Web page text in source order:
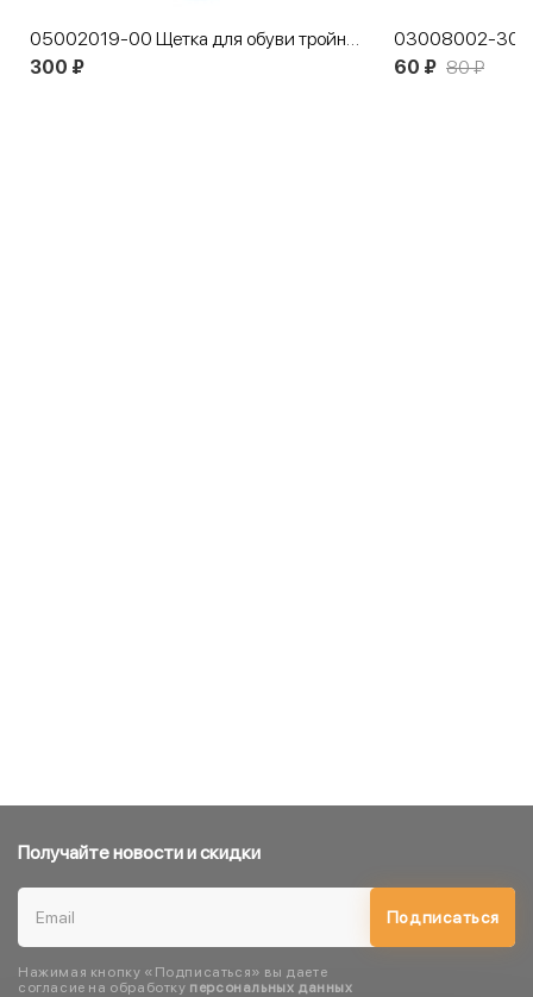
05002019-00 Щетка для обуви тройная
300 ₽
60 ₽ 80 ₽
Получайте новости и скидки
Подписаться
Нажимая кнопку «Подписаться» вы даете
согласие на обработку персональных данных